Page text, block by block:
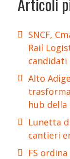
SNCF,
Rail
candidati
Alto
hub
Lunetta
cantieri
FS